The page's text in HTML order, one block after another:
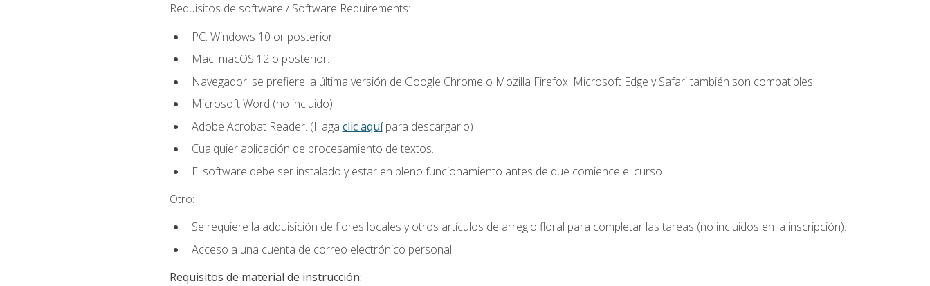
Requisitos de software / Software Requirements:
PC: Windows 10 or posterior.
Mac: macOS 12 o posterior.
Navegador: se prefiere la última versión de Google Chrome o Mozilla Firefox. Microsoft Edge y Safari también son compatibles.
Microsoft Word (no incluido)
Adobe Acrobat Reader. (Haga clic aquípara descargarlo)
Cualquier aplicación de procesamiento de textos.
El software debe ser instalado y estar en pleno funcionamiento antes de que comience el curso.
Otro:
Se requiere la adquisición de flores locales y otros artículos de arreglo floral para completar las tareas (no incluidos en la inscripción).
Acceso a una cuenta de correo electrónico personal.
Requisitos de material de instrucción: